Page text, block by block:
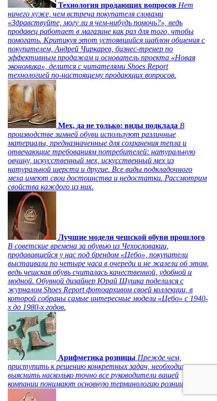
Технология продающих вопросов Нет
ничего хуже, чем встреча покупателя словами
«Здравствуйте, могу ли я чем-нибудь помочь?», ведь
продавец работает в магазине как раз для того, чтобы
помогать. Критикуя этот устоявшийся шаблон общения с
покупателем, Андрей Чиркарев, бизнес-тренер по
эффективным продажам и основатель проекта «Новая
экономика», делится с читателями Shoes Report
технологией по-настоящему продающих вопросов.
Мех, да не только: виды подклада В
производстве зимней обуви используют различные
материалы, предназначенные для сохранения тепла и
отвечающие требованиям потребителей: натуральную
овчину, искусственный мех, искусственный мех из
натуральной шерсти и другие. Все виды подкладочного
меха имеют свои достоинства и недостатки. Рассмотрим
свойства каждого из них.
Лучшие модели чешской обуви прошлого
В советские времена за обувью из Чехословакии,
продававшейся у нас под брендом «Цебо», покупатели
выстаивали по четыре часа в очереди и не жалели об этом,
ведь чешская обувь считалась качественной, удобной и
модной. Обувной дизайнер Юрай Шушка поделился с
журналом Shoes Report фотоархивом своей коллекции, в
которой собраны самые интересные модели «Цебо» с 1940-
х до 1980-х годов.
Арифметика розницы Прежде чем,
приступить к решению конкретных задач, необходимо
выяснить насколько точно все руководители вашей
компании понимают основную терминологию розницы.